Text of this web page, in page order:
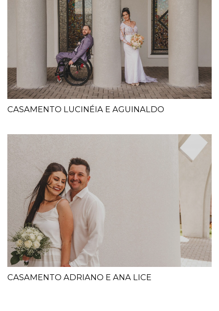
CASAMENTO LUCINÉIA E AGUINALDO
CASAMENTO ADRIANO E ANA LICE